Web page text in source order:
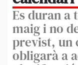
Es duran a
maig i no
previst, un
obligarà a